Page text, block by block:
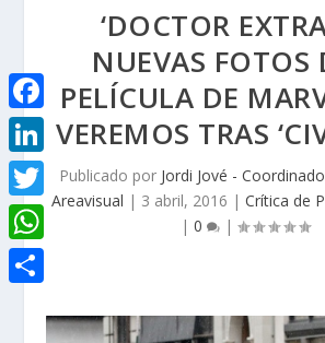
‘DOCTOR
NUEVAS FOTOS
PELÍCULA DE
VEREMOS TRAS
Publicado por Jordi Jové -
Areavisual | 3 abril, 2016 | Crítica de
| 0 |
F
a
c
e
b
L
i
n
k
T
w
i
W